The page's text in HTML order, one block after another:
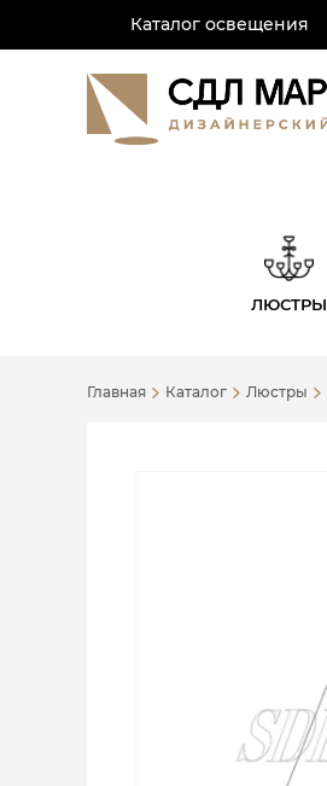
Каталог освещения
ЛЮСТРЫ
Главная Каталог Люстры